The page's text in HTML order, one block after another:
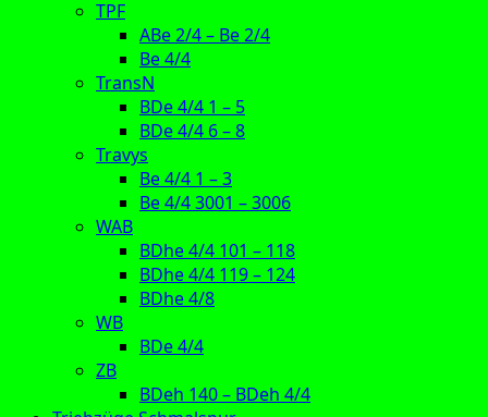
TPF
ABe 2/4 – Be 2/4
Be 4/4
TransN
BDe 4/4 1 – 5
BDe 4/4 6 – 8
Travys
Be 4/4 1 – 3
Be 4/4 3001 – 3006
WAB
BDhe 4/4 101 – 118
BDhe 4/4 119 – 124
BDhe 4/8
WB
BDe 4/4
ZB
BDeh 140 – BDeh 4/4